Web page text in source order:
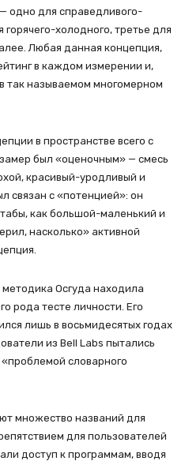
одно для справедливого-
холодного, третье для
Любая данная концепция,
в каждом измерении и,
так называемом многомерном
в пространстве всего с
был «оценочным» — смесь
красивый-уродливый и
связан с «потенцией»: он
как большой-маленький и
насколько» активной
Осгуда находила
рода тесте личности. Его
лишь в восьмидесятых годах
из Bell Labs пытались
словарного
множество названий для
для пользователей
доступ к программам, вводя